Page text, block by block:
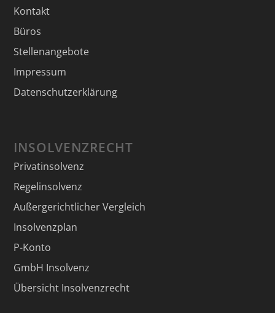
Kontakt
Büros
Stellenangebote
Impressum
Datenschutzerklärung
INSOLVENZRECHT
Privatinsolvenz
Regelinsolvenz
Außergerichtlicher Vergleich
Insolvenzplan
P-Konto
GmbH Insolvenz
Übersicht Insolvenzrecht